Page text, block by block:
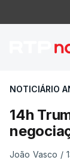
14h
NOTICIÁRIO
14h
João Vasco /